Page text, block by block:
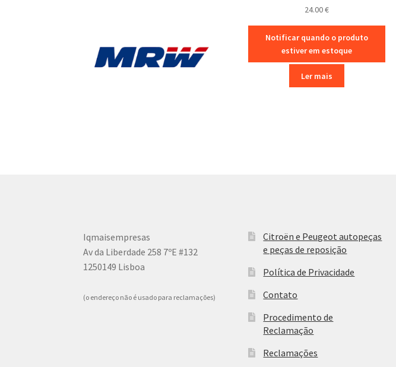
24.00€
Notificar quando o produto
estiver em estoque
Ler mais
Iqmaisempresas
Av da Liberdade 258 7ºE #132
1250149 Lisboa
(o endereço não é usado para reclamações)
Citroën e Peugeot autopeças
e peças de reposição
Política de Privacidade
Contato
Procedimento de
Reclamação
Reclamações